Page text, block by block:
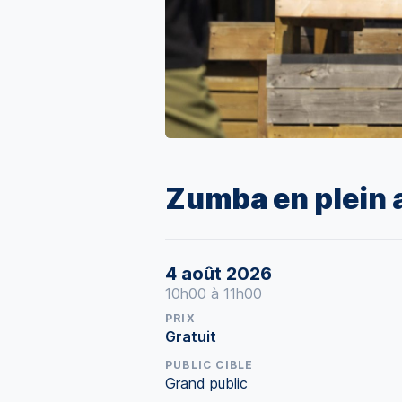
Zumba en plein
4 août 2026
10h00 à 11h00
PRIX
Gratuit
PUBLIC CIBLE
Grand public